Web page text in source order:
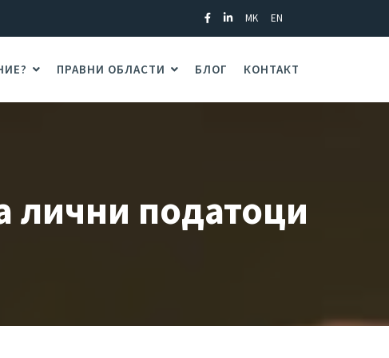
MK EN
ПРАВНИ ОБЛАСТИ БЛОГ КОНТАКТ
лични податоци